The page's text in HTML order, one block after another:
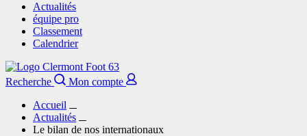
Actualités
équipe pro
Classement
Calendrier
Recherche
Mon compte
Accueil
Actualités
Le bilan de nos internationaux